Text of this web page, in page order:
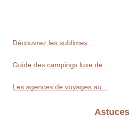
Découvrez les sublimes...
Guide des campings luxe de...
Les agences de voyages au...
Astuces